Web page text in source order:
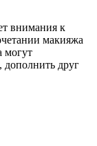
внимания к
макияжа
могут
дополнить друг